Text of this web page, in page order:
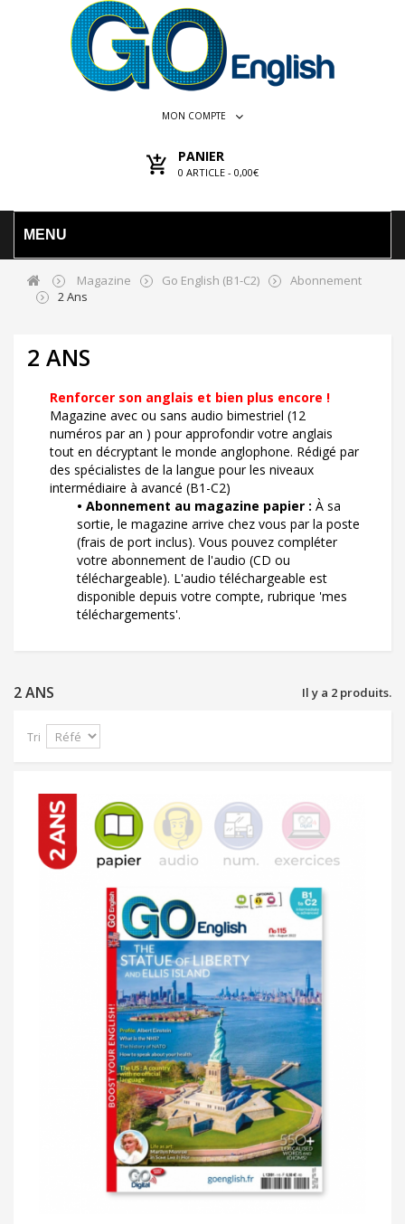
MON COMPTE
PANIER
0 ARTICLE - 0,00€
MENU
Magazine Go English (B1-C2)
Abonnement
2 Ans
2 ANS
Renforcer son anglais et bien plus encore !
Magazine avec ou sans audio bimestriel (12
numéros par an ) pour approfondir votre anglais
tout en décryptant le monde anglophone. Rédigé par
des spécialistes de la langue pour les niveaux
intermédiaire à avancé (B1-C2)
• Abonnement au magazine papier : À sa
sortie, le magazine arrive chez vous par la poste
(frais de port inclus). Vous pouvez compléter
votre abonnement de l'audio (CD ou
téléchargeable). L'audio téléchargeable est
disponible depuis votre compte, rubrique 'mes
téléchargements'.
2 ANS Il y a 2 produits.
Tri